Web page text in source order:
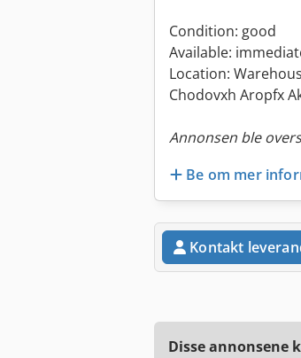
Condition: good
Available:
Location:
Chodovxh Aropfx
Annonsen ble
Be om mer
Kontakt
Disse annonsene